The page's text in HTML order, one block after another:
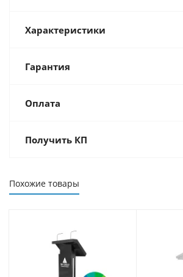
Характеристики
Гарантия
Оплата
Получить КП
Похожие товары